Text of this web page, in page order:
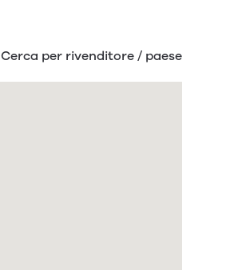
Cerca per rivenditore / paese